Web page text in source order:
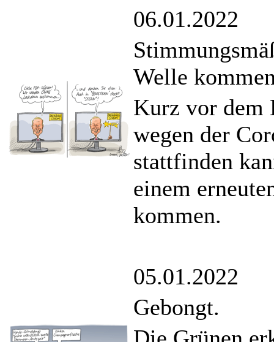
06.01.2022
Welle
Kurz vor dem
wegen der
stattfinden
einem
kommen.
05.01.2022
Gebongt.